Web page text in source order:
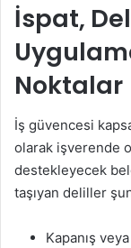
İspat,
Noktalar
İş güvencesi
olarak işverende
destekleyecek
taşıyan deliller
Kapanış